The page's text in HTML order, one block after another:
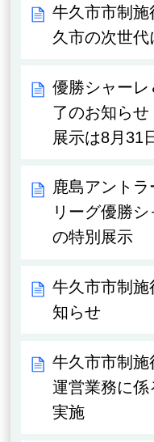
牛久市市制
久市の次世
優勝シャー
了のお知ら
展示は8月31
鹿島アント
リーグ優勝
の特別展示
牛久市市制施
知らせ
牛久市市制
運営業務に
実施